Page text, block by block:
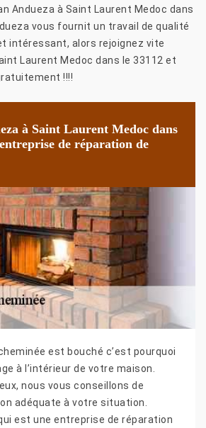
Andueza à Saint Laurent Medoc dans
vous fournit un travail de qualité
intéressant, alors rejoignez vite
Laurent Medoc dans le 33112 et
!!!!
à Saint Laurent Medoc dans
de réparation de
est bouché c’est pourquoi
à l’intérieur de votre maison.
nous vous conseillons de
adéquate à votre situation.
est une entreprise de réparation